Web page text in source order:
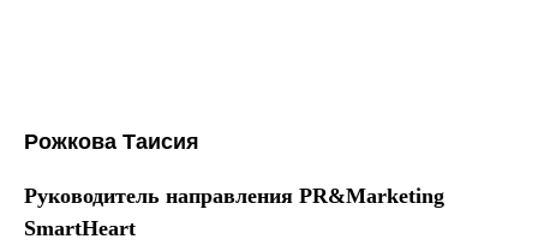
Рожкова Таисия
Руководитель направления PR&Marketing
SmartHeart